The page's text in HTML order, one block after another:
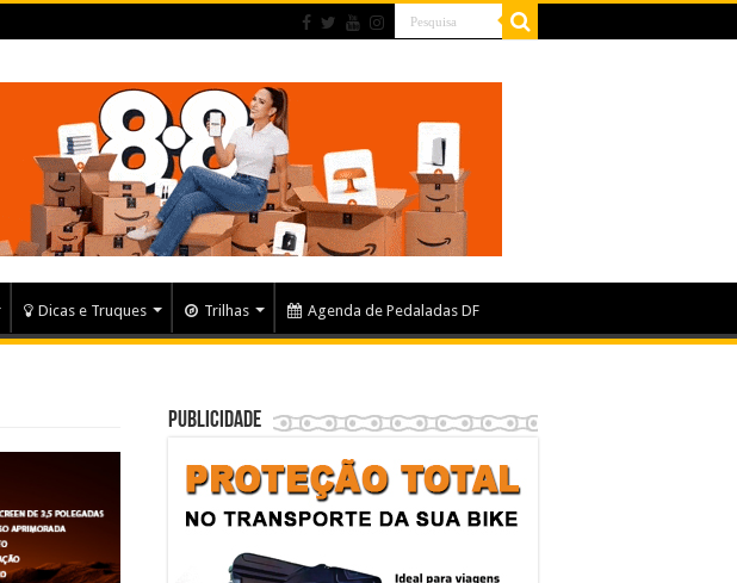
Dicas e Truques Trilhas Agenda de Pedaladas DF
Publicidade